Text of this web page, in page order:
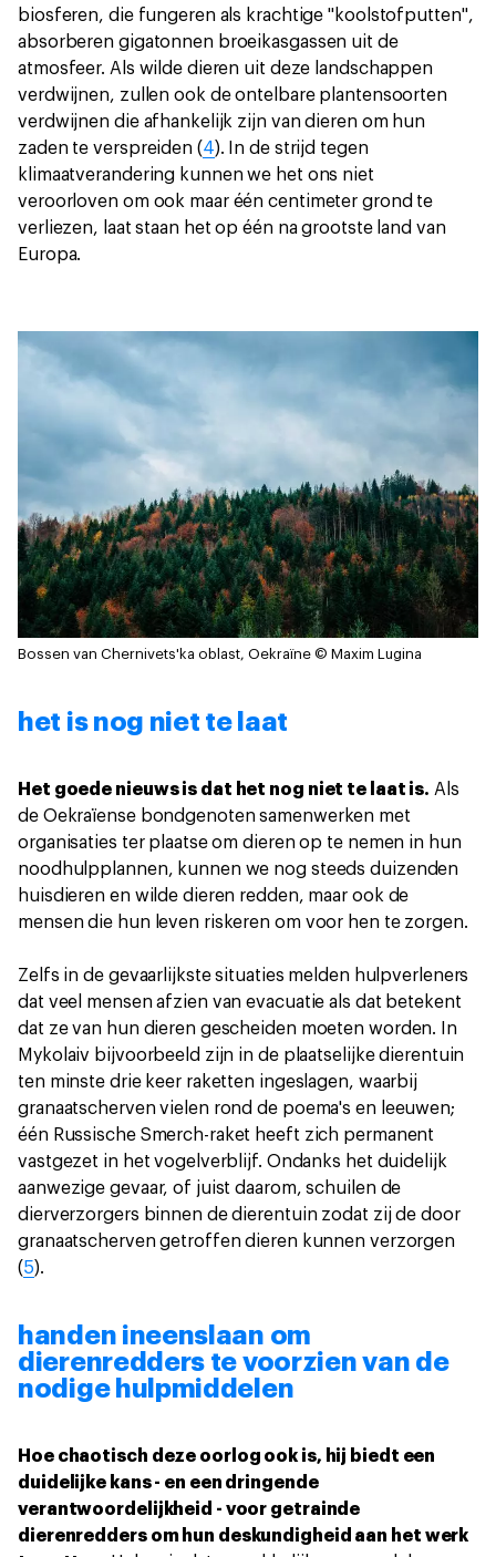
biosferen, die fungeren als krachtige "koolstofputten",
absorberen gigatonnen broeikasgassen uit de
atmosfeer. Als wilde dieren uit deze landschappen
verdwijnen, zullen ook de ontelbare plantensoorten
verdwijnen die afhankelijk zijn van dieren om hun
zaden te verspreiden (4). In de strijd tegen
klimaatverandering kunnen we het ons niet
veroorloven om ook maar één centimeter grond te
verliezen, laat staan het op één na grootste land van
Europa.
Bossen van Chernivets'ka oblast, Oekraïne © Maxim Lugina
het is nog niet te laat
Het goede nieuws is dat het nog niet te laat is. Als
de Oekraïense bondgenoten samenwerken met
organisaties ter plaatse om dieren op te nemen in hun
noodhulpplannen, kunnen we nog steeds duizenden
huisdieren en wilde dieren redden, maar ook de
mensen die hun leven riskeren om voor hen te zorgen.
Zelfs in de gevaarlijkste situaties melden hulpverleners
dat veel mensen afzien van evacuatie als dat betekent
dat ze van hun dieren gescheiden moeten worden. In
Mykolaiv bijvoorbeeld zijn in de plaatselijke dierentuin
ten minste drie keer raketten ingeslagen, waarbij
granaatscherven vielen rond de poema's en leeuwen;
één Russische Smerch-raket heeft zich permanent
vastgezet in het vogelverblijf. Ondanks het duidelijk
aanwezige gevaar, of juist daarom, schuilen de
dierverzorgers binnen de dierentuin zodat zij de door
granaatscherven getroffen dieren kunnen verzorgen
(5).
handen ineenslaan om
dierenredders te voorzien van de
nodige hulpmiddelen
Hoe chaotisch deze oorlog ook is, hij biedt een
duidelijke kans - en een dringende
verantwoordelijkheid - voor getrainde
dierenredders om hun deskundigheid aan het werk